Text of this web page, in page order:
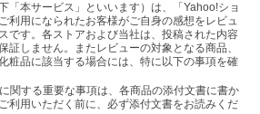
「本サービス」といいます）は、「Yahoo!ショ
利用になられたお客様がご自身の感想をレビュ
です。各ストアおよび当社は、投稿された内容
証しません。またレビューの対象となる商品、
粧品に該当する場合には、特に以下の事項を確
関する重要な事項は、各商品の添付文書に書か
利用いただく前に、必ず添付文書をお読みくだ